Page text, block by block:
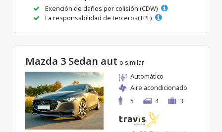
Exención de daños por colisión (CDW)
La responsabilidad de terceros(TPL)
Mazda 3 Sedan aut o similar
Automático
Aire acondicionado
5
4 3